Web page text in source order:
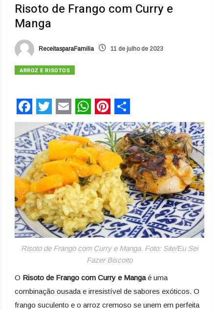
Risoto de Frango com Curry e
Manga
ReceitasparaFamilia 11 de julho de 2023
ARROZ E RISOTOS
Facebook
Twitter
EmailWhatsApp
Pinterest
Share
Risoto de Frango com Curry e Manga. Foto: Site/Eu Sei
Fazer Biscoito
O Risoto de Frango com Curry e Mangaé uma
combinação ousada e irresistível de sabores exóticos. O
frango suculento e o arroz cremoso se unem em perfeita